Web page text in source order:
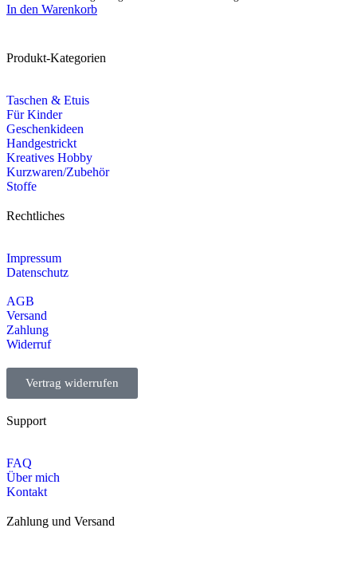
In den Warenkorb
Produkt-Kategorien
Taschen & Etuis
Für Kinder
Geschenkideen
Handgestrickt
Kreatives Hobby
Kurzwaren/Zubehör
Stoffe
Rechtliches
Impressum
Datenschutz
AGB
Versand
Zahlung
Widerruf
Vertrag widerrufen
Support
FAQ
Über mich
Kontakt
Zahlung und Versand